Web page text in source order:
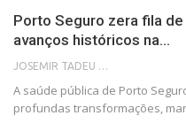
Porto Seguro zera fila
avanços históricos na…
JOSEMIR TADEU FONSECA
A saúde pública de Porto
profundas transformações,